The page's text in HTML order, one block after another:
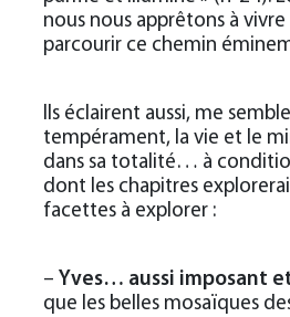
nous nous apprêtons à
parcourir ce chemin
Ils éclairent aussi, me
tempérament, la vie et le
dans sa totalité… à
dont les chapitres
facettes à explorer :
– Yves… aussi imposant
que les belles mosaïques